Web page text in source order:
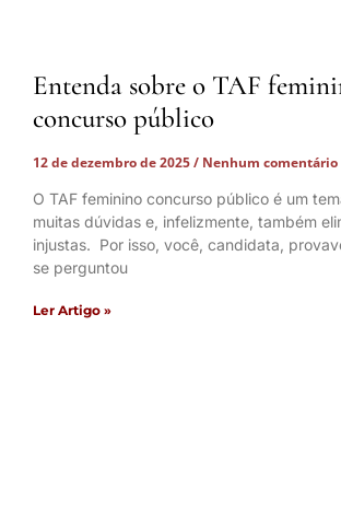
Entenda sobre o TAF
concurso público
12 de dezembro de 2025 Nenhum comentário
O TAF feminino concurso público é um
muitas dúvidas e, infelizmente, também
injustas. Por isso, você, candidata,
se perguntou
Ler Artigo »